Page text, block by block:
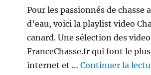
Pour les passionnés de chasse
d’eau, voici la playlist video
canard. Une sélection des
FranceChasse.fr qui font le
internet et …Continuer la